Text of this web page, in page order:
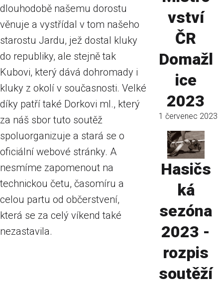
dlouhodobě našemu dorostu
věnuje a vystřídal v tom našeho
starostu Jardu, jež dostal kluky
do republiky, ale stejně tak
Kubovi, který dává dohromady i
kluky z okolí v současnosti. Velké
díky patří také Dorkovi ml., který
za náš sbor tuto soutěž
spoluorganizuje a stará se o
oficiální webové stránky. A
nesmíme zapomenout na
technickou četu, časomíru a
celou partu od občerstvení,
která se za celý víkend také
nezastavila.
vství
ČR
Domažl
ice
2023
1 červenec 2023
Hasičs
ká
sezóna
2023 -
rozpis
soutěží